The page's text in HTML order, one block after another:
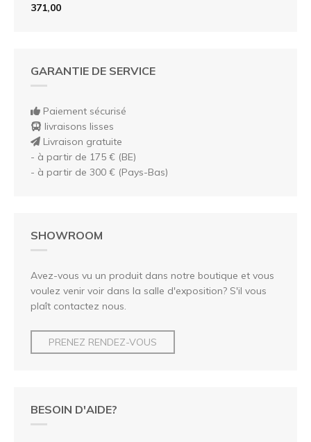
371,00
GARANTIE DE SERVICE
Paiement sécurisé
livraisons lisses
Livraison gratuite
- à partir de 175 € (BE)
- à partir de 300 € (Pays-Bas)
SHOWROOM
Avez-vous vu un produit dans notre boutique et vous
voulez venir voir dans la salle d'exposition? S'il vous
plaît contactez nous.
PRENEZ RENDEZ-VOUS
BESOIN D'AIDE?